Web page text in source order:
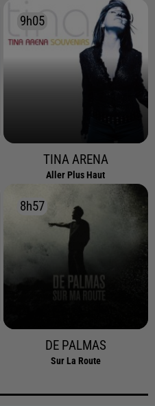
9h05
9h05
TINA ARENA
Aller Plus Haut
8h57
8h57
DE PALMAS
Sur La Route